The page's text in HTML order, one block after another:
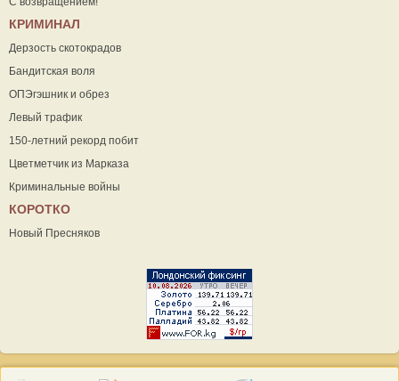
КРИМИНАЛ
Дерзость скотокрадов
Бандитская воля
ОПЭгэшник и обрез
Левый трафик
150-летний рекорд побит
Цветметчик из Марказа
Криминальные войны
КОРОТКО
Новый Пресняков